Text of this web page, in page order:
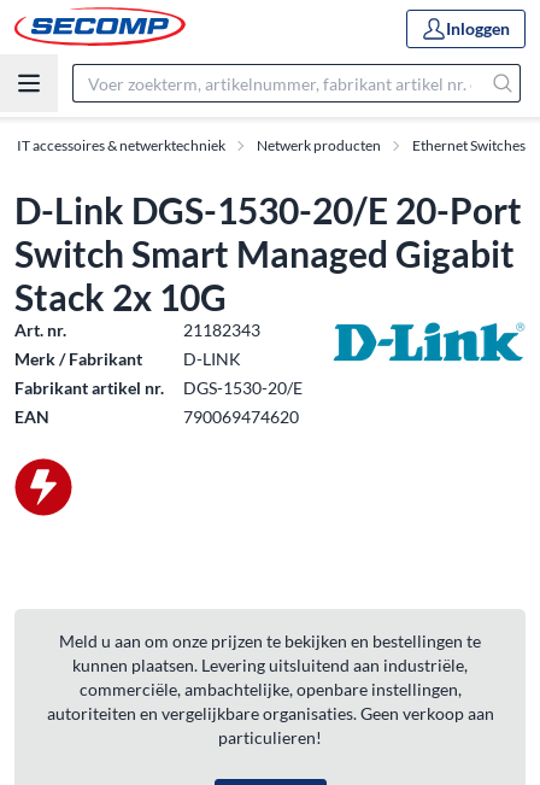
Inloggen
IT accessoires & netwerktechniek Netwerk producten Ethernet Switches
D-Link DGS-1530-20/E 20-Port
Switch Smart Managed Gigabit
Stack 2x 10G
Art. nr.
21182343
Merk / Fabrikant
D-LINK
Fabrikant artikel nr.
DGS-1530-20/E
EAN
790069474620
Meld u aan om onze prijzen te bekijken en bestellingen te
kunnen plaatsen. Levering uitsluitend aan industriële,
commerciële, ambachtelijke, openbare instellingen,
autoriteiten en vergelijkbare organisaties. Geen verkoop aan
particulieren!